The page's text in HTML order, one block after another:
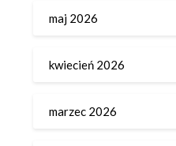
maj 2026
kwiecień 2026
marzec 2026